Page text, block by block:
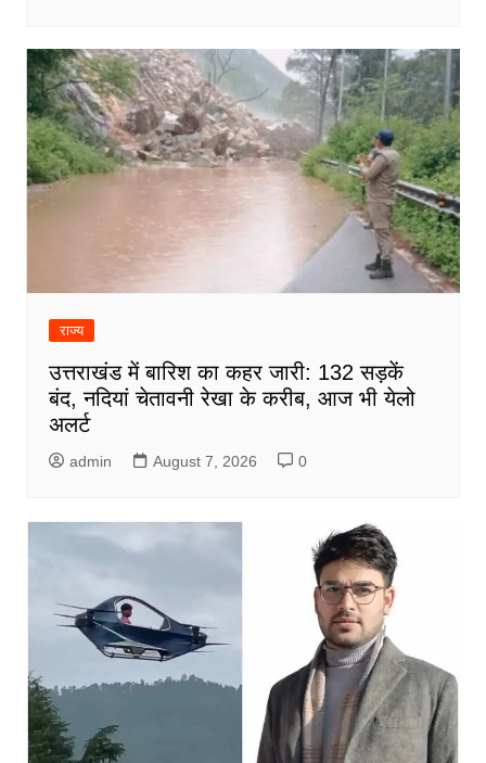
राज्य
उत्तराखंड में बारिश का कहर जारी: 132 सड़कें
बंद, नदियां चेतावनी रेखा के करीब, आज भी येलो
अलर्ट
admin August 7, 2026 0